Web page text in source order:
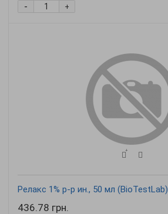
+
-
Релакс 1% р-р ин., 50 мл (BioTestLab)
436.78 грн.